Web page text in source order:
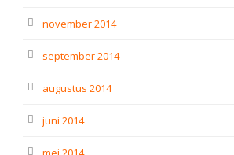
november 2014
september 2014
augustus 2014
juni 2014